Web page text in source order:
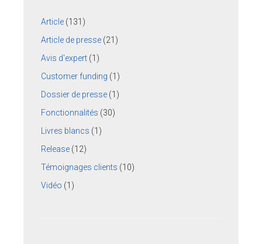
Article (131)
Article de presse (21)
Avis d'expert (1)
Customer funding (1)
Dossier de presse (1)
Fonctionnalités (30)
Livres blancs (1)
Release (12)
Témoignages clients (10)
Vidéo (1)